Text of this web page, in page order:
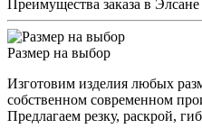
Преимущества заказа в Элсане
Размер на выбор
Изготовим изделия любых
собственном современном
Предлагаем резку, раскрой,